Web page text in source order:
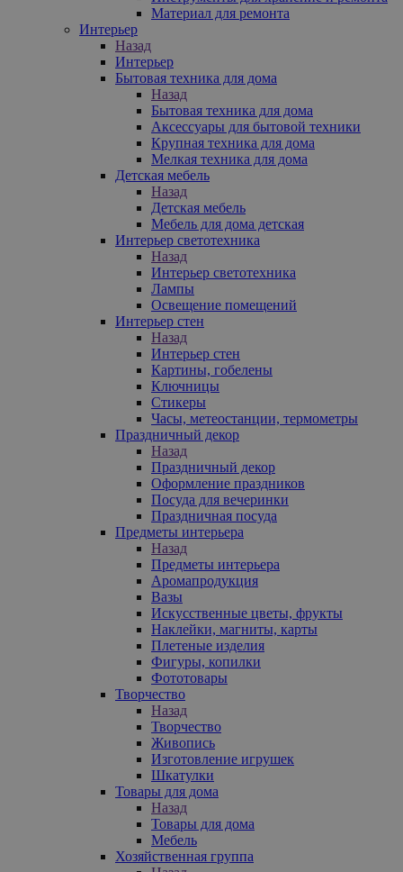
Материал для ремонта
Интерьер
Назад
Интерьер
Бытовая техника для дома
Назад
Бытовая техника для дома
Аксессуары для бытовой техники
Крупная техника для дома
Мелкая техника для дома
Детская мебель
Назад
Детская мебель
Мебель для дома детская
Интерьер светотехника
Назад
Интерьер светотехника
Лампы
Освещение помещений
Интерьер стен
Назад
Интерьер стен
Картины, гобелены
Ключницы
Стикеры
Часы, метеостанции, термометры
Праздничный декор
Назад
Праздничный декор
Оформление праздников
Посуда для вечеринки
Праздничная посуда
Предметы интерьера
Назад
Предметы интерьера
Аромапродукция
Вазы
Искусственные цветы, фрукты
Наклейки, магниты, карты
Плетеные изделия
Фигуры, копилки
Фототовары
Творчество
Назад
Творчество
Живопись
Изготовление игрушек
Шкатулки
Товары для дома
Назад
Товары для дома
Мебель
Хозяйственная группа